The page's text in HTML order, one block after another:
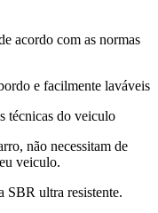
acordo com as normas
e facilmente laváveis
técnicas do veiculo
não necessitam de
veiculo.
SBR ultra resistente.